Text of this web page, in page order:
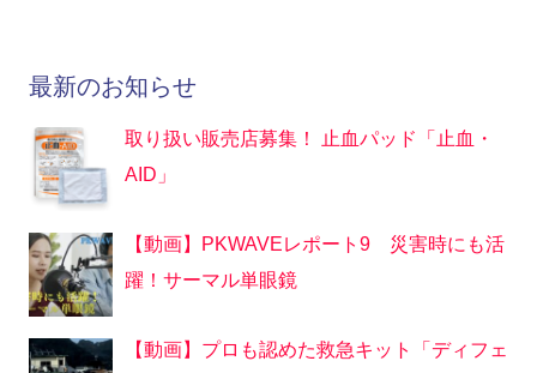
最新のお知らせ
取り扱い販売店募集！ 止血パッド「止血・
AID」
【動画】PKWAVEレポート9 災害時にも活
躍！サーマル単眼鏡
【動画】プロも認めた救急キット「ディフェ